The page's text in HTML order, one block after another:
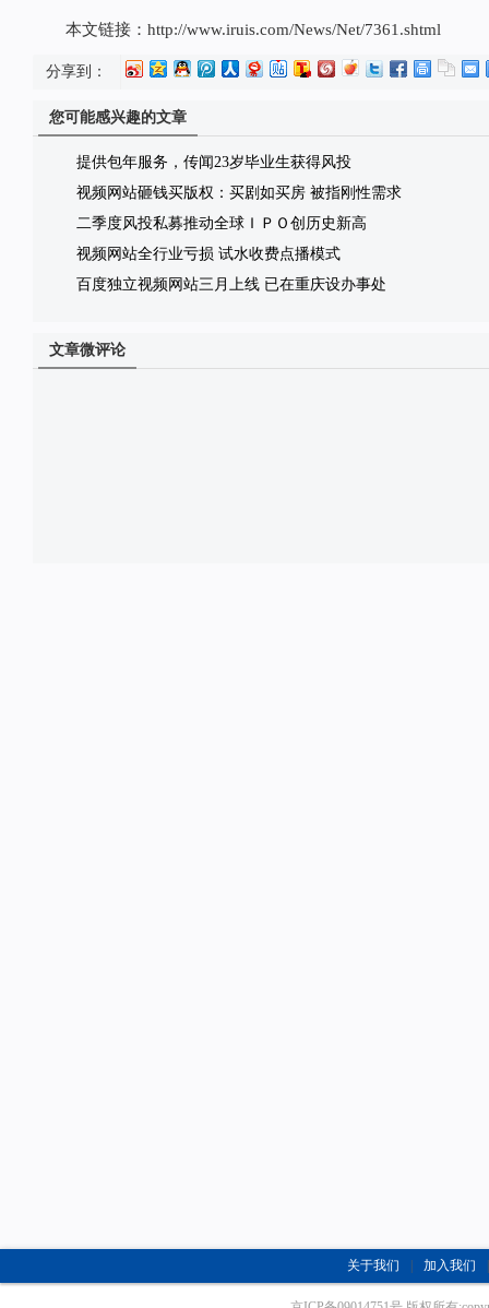
本文链接：http://www.iruis.com/News/Net/7361.shtml
分享到：
您可能感兴趣的文章
提供包年服务，传闻23岁毕业生获得风投
视频网站砸钱买版权：买剧如买房 被指刚性需求
二季度风投私募推动全球ＩＰＯ创历史新高
视频网站全行业亏损 试水收费点播模式
百度独立视频网站三月上线 已在重庆设办事处
文章微评论
关于我们 加入我们